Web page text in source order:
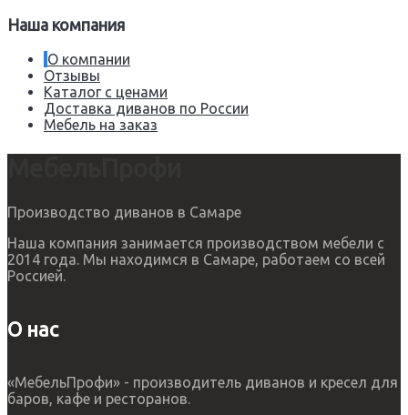
Наша компания
О компании
Отзывы
Каталог с ценами
Доставка диванов по России
Мебель на заказ
Производство диванов в Самаре
Наша компания занимается производством мебели с
2014 года. Мы находимся в Самаре, работаем со всей
Россией.
О нас
«МебельПрофи» - производитель диванов и кресел для
баров, кафе и ресторанов.